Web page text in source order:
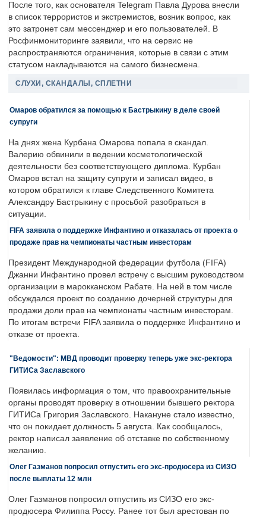
После того, как основателя Telegram Павла Дурова внесли
в список террористов и экстремистов, возник вопрос, как
это затронет сам мессенджер и его пользователей. В
Росфинмониторинге заявили, что на сервис не
распространяются ограничения, которые в связи с этим
статусом накладываются на самого бизнесмена.
СЛУХИ, СКАНДАЛЫ, СПЛЕТНИ
Омаров обратился за помощью к Бастрыкину в деле своей
супруги
На днях жена Курбана Омарова попала в скандал.
Валерию обвинили в ведении косметологической
деятельности без соответствующего диплома. Курбан
Омаров встал на защиту супруги и записал видео, в
котором обратился к главе Следственного Комитета
Александру Бастрыкину с просьбой разобраться в
ситуации.
FIFA заявила о поддержке Инфантино и отказалась от проекта о
продаже прав на чемпионаты частным инвесторам
Президент Международной федерации футбола (FIFA)
Джанни Инфантино провел встречу с высшим руководством
организации в марокканском Рабате. На ней в том числе
обсуждался проект по созданию дочерней структуры для
продажи доли прав на чемпионаты частным инвесторам.
По итогам встречи FIFA заявила о поддержке Инфантино и
отказе от проекта.
"Ведомости": МВД проводит проверку теперь уже экс-ректора
ГИТИСа Заславского
Появилась информация о том, что правоохранительные
органы проводят проверку в отношении бывшего ректора
ГИТИСа Григория Заславского. Накануне стало известно,
что он покидает должность 5 августа. Как сообщалось,
ректор написал заявление об отставке по собственному
желанию.
Олег Газманов попросил отпустить его экс-продюсера из СИЗО
после выплаты 12 млн
Олег Газманов попросил отпустить из СИЗО его экс-
продюсера Филиппа Россу. Ранее тот был арестован по